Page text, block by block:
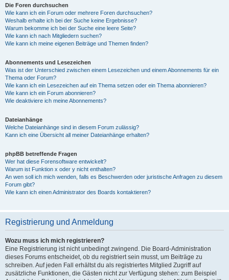
Die Foren durchsuchen
Wie kann ich ein Forum oder mehrere Foren durchsuchen?
Weshalb erhalte ich bei der Suche keine Ergebnisse?
Warum bekomme ich bei der Suche eine leere Seite?
Wie kann ich nach Mitgliedern suchen?
Wie kann ich meine eigenen Beiträge und Themen finden?
Abonnements und Lesezeichen
Was ist der Unterschied zwischen einem Lesezeichen und einem Abonnements für ein
Thema oder Forum?
Wie kann ich ein Lesezeichen auf ein Thema setzen oder ein Thema abonnieren?
Wie kann ich ein Forum abonnieren?
Wie deaktiviere ich meine Abonnements?
Dateianhänge
Welche Dateianhänge sind in diesem Forum zulässig?
Kann ich eine Übersicht all meiner Dateianhänge erhalten?
phpBB betreffende Fragen
Wer hat diese Forensoftware entwickelt?
Warum ist Funktion x oder y nicht enthalten?
An wen soll ich mich wenden, falls es Beschwerden oder juristische Anfragen zu diesem
Forum gibt?
Wie kann ich einen Administrator des Boards kontaktieren?
Registrierung und Anmeldung
Wozu muss ich mich registrieren?
Eine Registrierung ist nicht unbedingt zwingend. Die Board-Administration
dieses Forums entscheidet, ob du registriert sein musst, um Beiträge zu
schreiben. Auf jeden Fall erhältst du als registriertes Mitglied Zugriff auf
zusätzliche Funktionen, die Gästen nicht zur Verfügung stehen: zum Beispiel